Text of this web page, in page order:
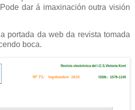
dar á imaxinación outra visión
portada da web da revista tomada
boca.